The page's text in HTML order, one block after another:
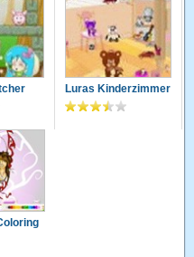
Luras Kinderzimmer